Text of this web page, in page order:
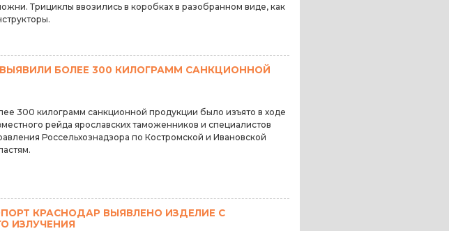
Трициклы ввозились в коробках в разобранном виде, как
БОЛЕЕ 300 КИЛОГРАММ САНКЦИОННОЙ
300 килограмм санкционной продукции было изъято в ходе
рейда ярославских таможенников и специалистов
Россельхознадзора по Костромской и Ивановской
КРАСНОДАР ВЫЯВЛЕНО ИЗДЕЛИЕ С
ИЗЛУЧЕНИЯ